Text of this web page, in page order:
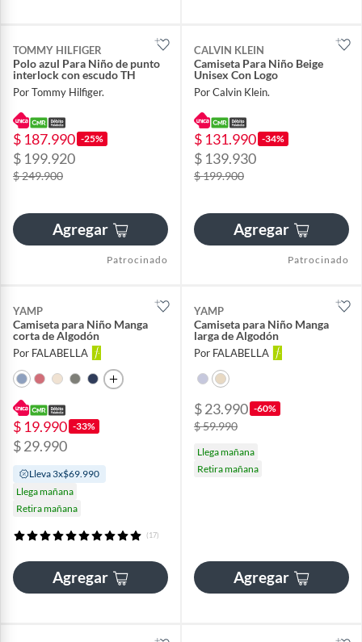
TOMMY HILFIGER
Polo azul Para Niño de punto
interlock con escudo TH
Por Tommy Hilfiger.
$ 187.990 -25%
$ 199.920
$ 249.900
Agregar
Patrocinado
CALVIN KLEIN
Camiseta Para Niño Beige
Unisex Con Logo
Por Calvin Klein.
$ 131.990 -34%
$ 139.930
$ 199.900
Agregar
Patrocinado
YAMP
Camiseta para Niño Manga
corta de Algodón
Por FALABELLA
$ 19.990 -33%
$ 29.990
Lleva 3x$69.990
Llega mañana
Retira mañana
(17)
Agregar
YAMP
Camiseta para Niño Manga
larga de Algodón
Por FALABELLA
$ 23.990 -60%
$ 59.990
Llega mañana
Retira mañana
Agregar